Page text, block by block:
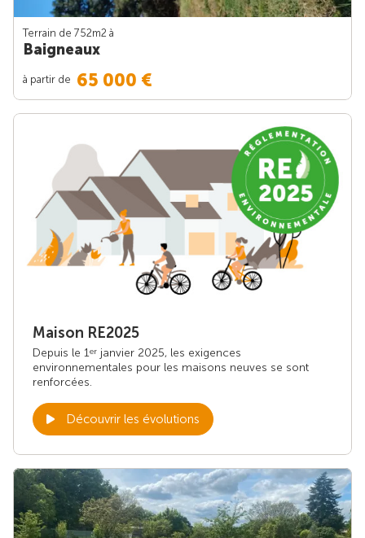
Terrain de 752m2 à
Baigneaux
à partir de 65 000 €
Maison RE2025
Depuis le 1er janvier 2025, les exigences
environnementales pour les maisons neuves se sont
renforcées.
Découvrir les évolutions